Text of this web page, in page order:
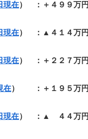
現在） ：＋４９９万円
現在） ：▲４１４万円
現在） ：＋２２７万円
在） ：＋１９５万円
現在） ：▲ ４４万円